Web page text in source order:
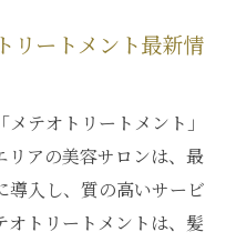
リートメント最新情
テオトリートメント」
リアの美容サロンは、最
導入し、質の高いサービ
オトリートメントは、髪